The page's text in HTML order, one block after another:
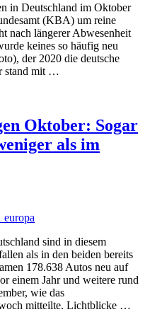
in Deutschland im Oktober
(KBA) um reine
nach längerer Abwesenheit
keines so häufig neu
der 2020 die deutsche
stand mit …
Oktober: Sogar
als im
sind in diesem
als in den beiden bereits
178.638 Autos neu auf
einem Jahr und weitere rund
wie das
mitteilte. Lichtblicke …